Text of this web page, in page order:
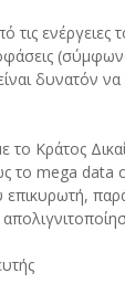
τις
δυνατόν
Κράτος
το mega data
επικυρωτή,